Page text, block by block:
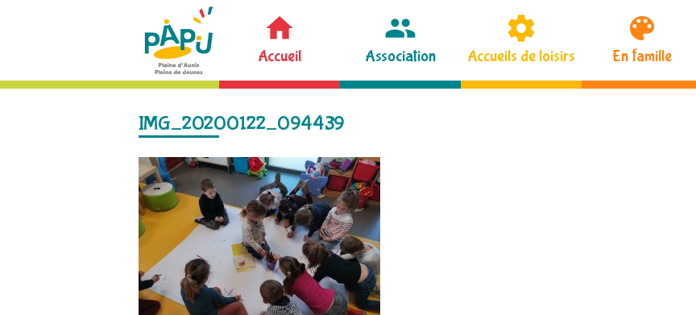
Accueil Association Accueils de loisirs En famille
IMG_20200122_094439